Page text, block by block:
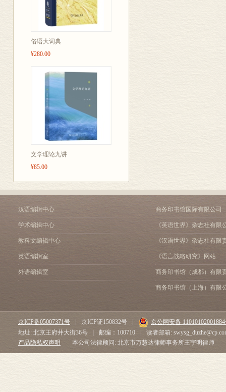
俗语大词典
¥280.00
文学理论九讲
¥85.00
汉语编辑中心
学术编辑中心
教科文编辑中心
英语编辑室
外语编辑室
商务印书馆国际有限公司
《英语世界》杂志社有限
《汉语世界》杂志社有限
《语言战略研究》网站
商务印书馆（成都）有限
商务印书馆（上海）有限
京ICP备05007371号 京ICP证150832号
京公网安备
地址: 北京王府井大街36号
邮编：100710
读者邮箱:
产品隐私权声明
本公司法律顾问: 北京市万慧达律师事务所王宇明律师